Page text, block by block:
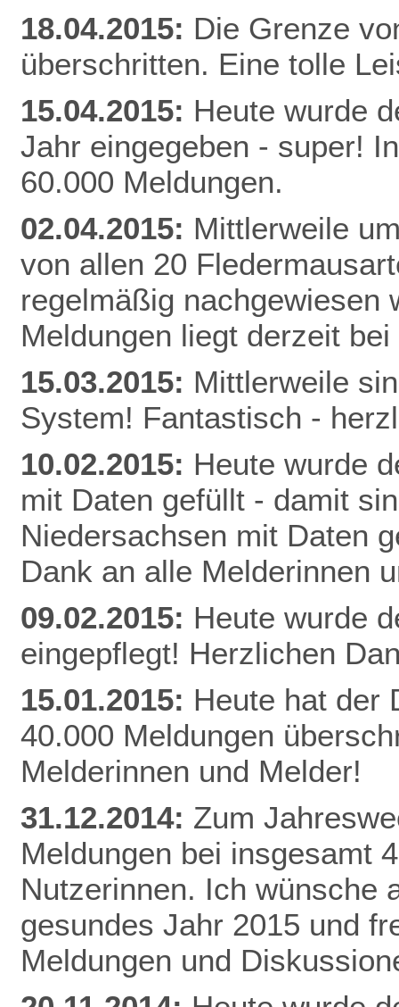
18.04.2015: Die Grenze
überschritten. Eine tolle
15.04.2015: Heute wurde
Jahr eingegeben - super!
60.000 Meldungen.
02.04.2015: Mittlerweile
von allen 20
regelmäßig nachgewiesen
Meldungen liegt derzeit
15.03.2015: Mittlerweile
System! Fantastisch -
10.02.2015: Heute wurde
mit Daten gefüllt - damit
Niedersachsen mit Daten
Dank an alle Melderinnen
09.02.2015: Heute wurde
eingepflegt! Herzlichen Da
15.01.2015: Heute hat der
40.000 Meldungen
Melderinnen und Melder!
31.12.2014: Zum
Meldungen bei insgesamt
Nutzerinnen. Ich wünsche
gesundes Jahr 2015 und
Meldungen und